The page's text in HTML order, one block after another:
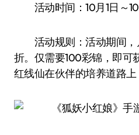
活动时间：10月1日～10
活动规则：活动期间，
折。仅需要100彩锦，即可
红线仙在伙伴的培养道路上